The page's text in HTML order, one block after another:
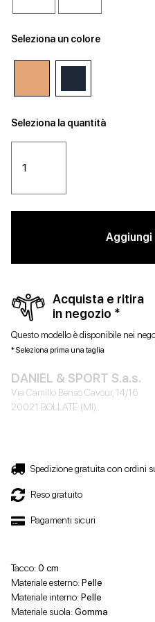
Seleziona un colore
Seleziona la quantità
Aggiungi
Acquista e ritira
in negozio *
Questo modello è disponibile nei
* Seleziona prima una taglia
DANIEL & SPORT S.a.s.
Via Camillo Benso Cavour, 14/16
20021 BOLLATE (MI)
Spedizione gratuita con ordini
Reso gratuito
Pagamenti sicuri
Tacco:0 cm
Materiale esterno:Pelle
Materiale interno:Pelle
Materiale suola:Gomma